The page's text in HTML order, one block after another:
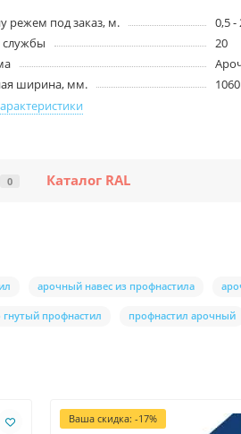
режем под заказ, м.
0,5 -
службы
20
ширина, мм.
1060
0 Каталог RAL
арочный навес из профнастила
профнастил профнастил арочный
Ваша скидка: -17%